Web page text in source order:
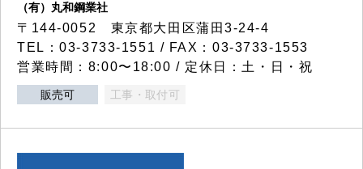
（有）丸和鋼業社
〒144-0052 東京都大田区蒲田3-24-4
TEL：03-3733-1551 / FAX：03-3733-1553
営業時間：8:00〜18:00 / 定休日：土・日・祝
販売可 工事・取付可